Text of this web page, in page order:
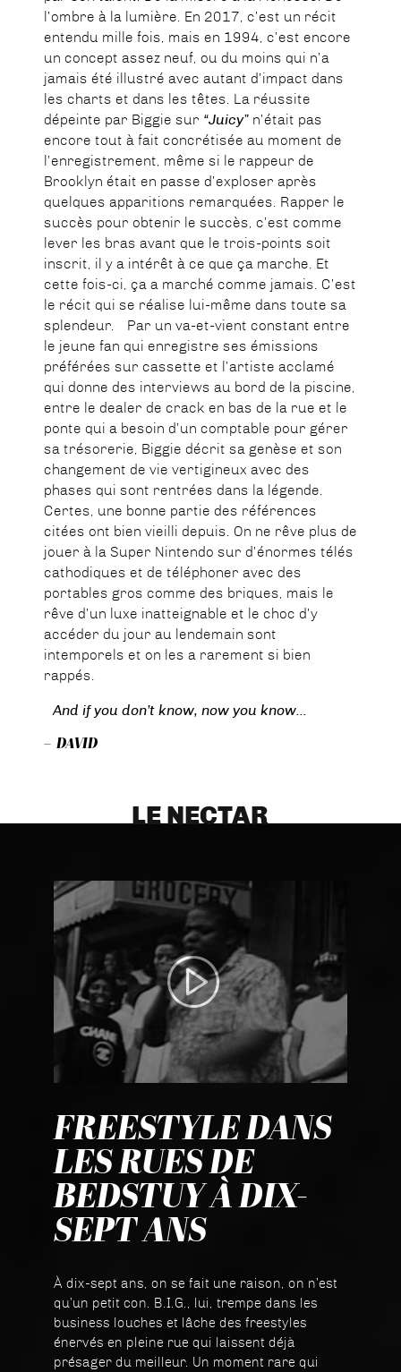
l’ombre à la lumière. En 2017, c’est un récit
entendu mille fois, mais en 1994, c’est encore
un concept assez neuf, ou du moins qui n’a
jamais été illustré avec autant d’impact dans
les charts et dans les têtes. La réussite
dépeinte par Biggie sur “Juicy” n’était pas
encore tout à fait concrétisée au moment de
l’enregistrement, même si le rappeur de
Brooklyn était en passe d’exploser après
quelques apparitions remarquées. Rapper le
succès pour obtenir le succès, c’est comme
lever les bras avant que le trois-points soit
inscrit, il y a intérêt à ce que ça marche. Et
cette fois-ci, ça a marché comme jamais. C’est
le récit qui se réalise lui-même dans toute sa
splendeur. Par un va-et-vient constant entre
le jeune fan qui enregistre ses émissions
préférées sur cassette et l’artiste acclamé
qui donne des interviews au bord de la piscine,
entre le dealer de crack en bas de la rue et le
ponte qui a besoin d’un comptable pour gérer
sa trésorerie, Biggie décrit sa genèse et son
changement de vie vertigineux avec des
phases qui sont rentrées dans la légende.
Certes, une bonne partie des références
citées ont bien vieilli depuis. On ne rêve plus de
jouer à la Super Nintendo sur d’énormes télés
cathodiques et de téléphoner avec des
portables gros comme des briques, mais le
rêve d’un luxe inatteignable et le choc d’y
accéder du jour au lendemain sont
intemporels et on les a rarement si bien
rappés.
And if you don’t know, now you know…
– DAVID
LE NECTAR
FREESTYLE DANS
LES RUES DE
BEDSTUY À DIX-
SEPT ANS
À dix-sept ans, on se fait une raison, on n’est
qu’un petit con. B.I.G., lui, trempe dans les
business louches et lâche des freestyles
énervés en pleine rue qui laissent déjà
présager du meilleur. Un moment rare qui